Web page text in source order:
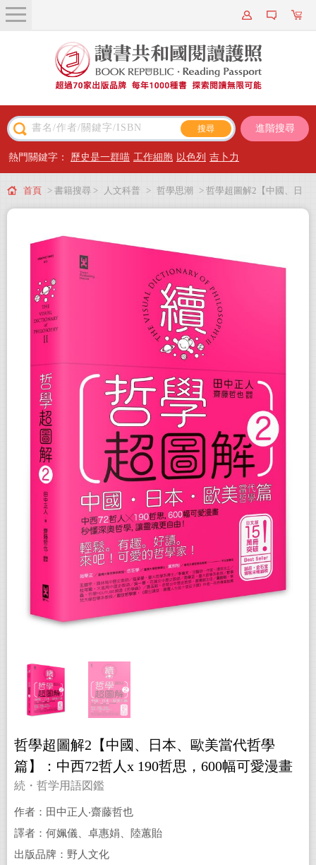
關於我們
近期新書
主題閱讀
出版專區
會員專屬
會員儲值方案
進階搜尋
熱門關鍵字： 歷史是一群喵 工作細胞 以色列 吉卜力
首頁 > 書籍搜尋 > 人文科普 > 哲學思潮 > 哲學超圖解2【中國、日
學，讓靈魂更自由！
哲學超圖解2【中國、日本、歐美當代哲學
篇】：中西72哲人x 190哲思，600幅可愛漫畫
秒懂深奧哲學，讓靈魂更自由！
続・哲学用語図鑑
作者：田中正人‧齋藤哲也
譯者：何姵儀、卓惠娟、陸蕙貽
出版品牌：野人文化